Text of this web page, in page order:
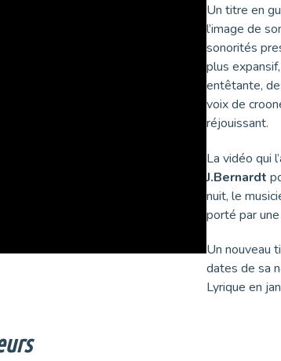
Un titre en
l’image de
sonorités
plus
entêtante,
voix de
réjouissant.
La vidéo qui
J.Bernardt
nuit, le
porté par
Un nouveau
dates de sa
Lyrique en